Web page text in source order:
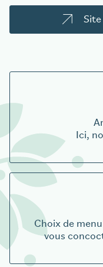
Site
Ici,
Choix de
vous